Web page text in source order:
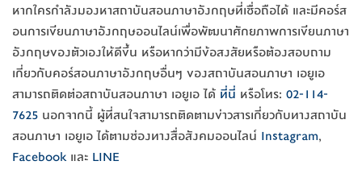
หากใครกำลังมองหาสถาบันสอนภาษาอังกฤษที่เชื่อถือได้ และมีคอร์ส
อนการเขียนภาษาอังกฤษออนไลน์เพื่อพัฒนาศักยภาพการเขียนภาษา
อังกฤษของตัวเองให้ดีขึ้น หรือหากว่ามีข้อสงสัยหรือต้องสอบถาม
เกี่ยวกับคอร์สอนภาษาอังกฤษอื่นๆ ของสถาบันสอนภาษา เอยูเอ
สามารถติดต่อสถาบันสอนภาษา เอยูเอ ได้ ที่นี่ หรือโทร: 02-114-
7625 นอกจากนี้ ผู้ที่สนใจสามารถติดตามข่าวสารเกี่ยวกับทางสถาบัน
สอนภาษา เอยูเอ ได้ตามช่องทางสื่อสังคมออนไลน์ Instagram,
Facebookและ LINE